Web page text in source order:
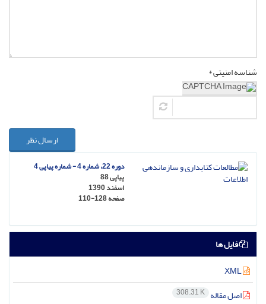
شناسه امنیتی *
ارسال نظر
دوره 22، شماره 4 - شماره پیاپی 4
پیاپی 88
اسفند 1390
صفحه110-128
فایل ها
اصل مقاله 308.31 K